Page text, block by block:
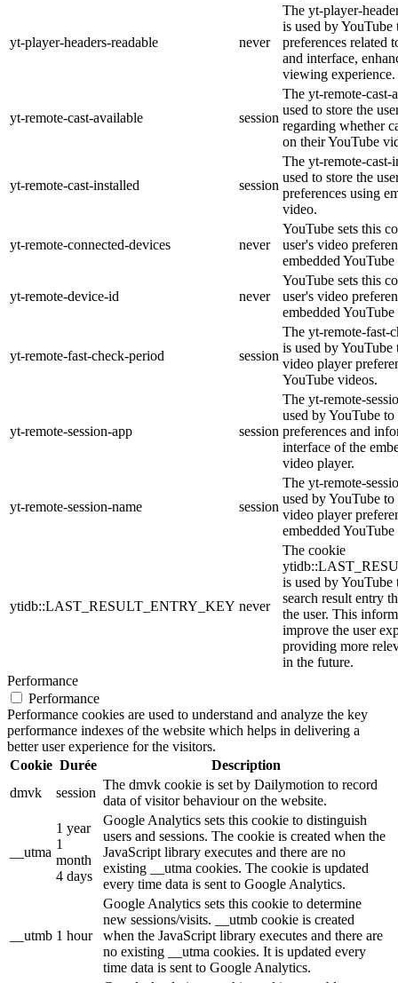
yt-player-headers-readable never
The yt-player-
is used by YouTube
preferences related
and interface,
viewing experience.
yt-remote-cast-available session
The yt-remote-cast-
used to store the
regarding whether
on their YouTube
yt-remote-cast-installed session
The yt-remote-cast-
used to store the
preferences using
video.
yt-remote-connected-devices never
YouTube sets this
user's video
embedded
yt-remote-device-id never
YouTube sets this
user's video
embedded
yt-remote-fast-check-period session
The yt-remote-fast-
is used by YouTube
video player
YouTube videos.
yt-remote-session-app session
The yt-remote-
used by YouTube to
preferences and
interface of the
video player.
yt-remote-session-name session
The yt-remote-
used by YouTube to
video player
embedded
ytidb::LAST_RESULT_ENTRY_KEY never
The cookie
is used by YouTube
search result entry
the user. This
improve the user
providing more
in the future.
Performance
Performance
Performance cookies are used to understand and analyze the key
performance indexes of the website which helps in delivering a
better user experience for the visitors.
Cookie Durée
Description
dmvk
session
The dmvk cookie is set by Dailymotion to record
data of visitor behaviour on the website.
__utma
1 year
1
month
4 days
Google Analytics sets this cookie to distinguish
users and sessions. The cookie is created when the
JavaScript library executes and there are no
existing __utma cookies. The cookie is updated
every time data is sent to Google Analytics.
__utmb 1 hour
Google Analytics sets this cookie to determine
new sessions/visits. __utmb cookie is created
when the JavaScript library executes and there are
no existing __utma cookies. It is updated every
time data is sent to Google Analytics.